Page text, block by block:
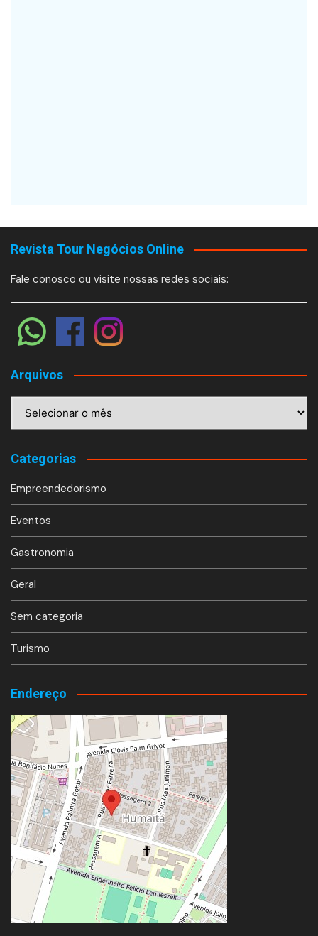
Revista Tour Negócios Online
Fale conosco ou visite nossas redes sociais:
Arquivos
Categorias
Empreendedorismo
Eventos
Gastronomia
Geral
Sem categoria
Turismo
Endereço